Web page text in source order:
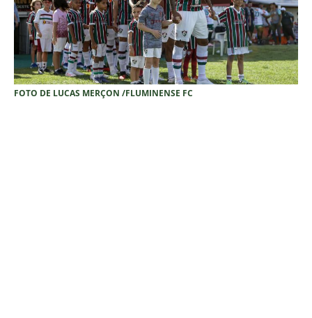
FOTO DE LUCAS MERÇON /FLUMINENSE FC